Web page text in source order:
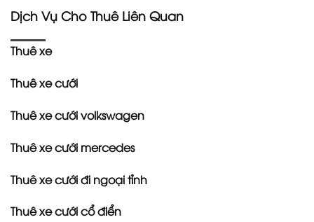
Dịch Vụ Cho Thuê Liên Quan
Thuê xe
Thuê xe cưới
Thuê xe cưới volkswagen
Thuê xe cưới mercedes
Thuê xe cưới đi ngoại tỉnh
Thuê xe cưới cổ điển